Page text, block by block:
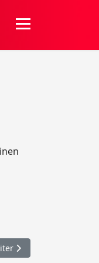
Beitrag: 099. VU